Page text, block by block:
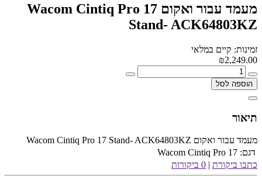
מעמד עבור ואקום Wacom Cintiq Pro 17
Stand- ACK64803KZ
זמינות: קיים במלאי
₪2,249.00
הוספה לסל
תיאור
מעמד עבור ואקום Wacom Cintiq Pro 17 Stand- ACK64803KZ
דגם: Wacom Cintiq Pro 17
כתבו ביקורת | 0 ביקורות